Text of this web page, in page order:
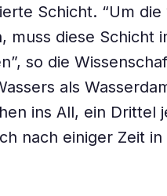
Schicht. “Um
muss diese Schicht
so die
als
ins All, ein Drittel
nach einiger Zeit